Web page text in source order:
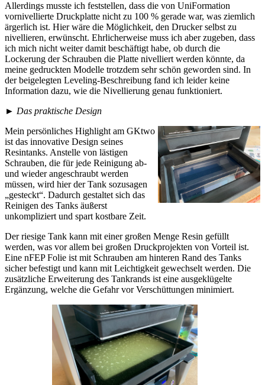
Allerdings musste ich feststellen, dass die von UniFormation
vornivellierte Druckplatte nicht zu 100 % gerade war, was ziemlich
ärgerlich ist. Hier wäre die Möglichkeit, den Drucker selbst zu
nivellieren, erwünscht. Ehrlicherweise muss ich aber zugeben, dass
ich mich nicht weiter damit beschäftigt habe, ob durch die
Lockerung der Schrauben die Platte nivelliert werden könnte, da
meine gedruckten Modelle trotzdem sehr schön geworden sind. In
der beigelegten Leveling-Beschreibung fand ich leider keine
Information dazu, wie die Nivellierung genau funktioniert.
► Das praktische Design
Mein persönliches Highlight am GKtwo
ist das innovative Design seines
Resintanks. Anstelle von lästigen
Schrauben, die für jede Reinigung ab-
und wieder angeschraubt werden
müssen, wird hier der Tank sozusagen
„gesteckt“. Dadurch gestaltet sich das
Reinigen des Tanks äußerst
unkompliziert und spart kostbare Zeit.
Der riesige Tank kann mit einer großen Menge Resin gefüllt
werden, was vor allem bei großen Druckprojekten von Vorteil ist.
Eine nFEP Folie ist mit Schrauben am hinteren Rand des Tanks
sicher befestigt und kann mit Leichtigkeit gewechselt werden. Die
zusätzliche Erweiterung des Tankrands ist eine ausgeklügelte
Ergänzung, welche die Gefahr vor Verschüttungen minimiert.